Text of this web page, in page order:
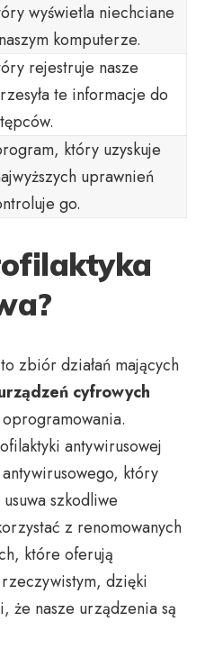
wyświetla niechciane
komputerze.
rejestruje nasze
te informacje do
który uzyskuje
uprawnień
go.
zbiór działań mających
cyfrowych
antywirusowej
który
szkodliwe
z renomowanych
które oferują
dzięki
że nasze urządzenia są